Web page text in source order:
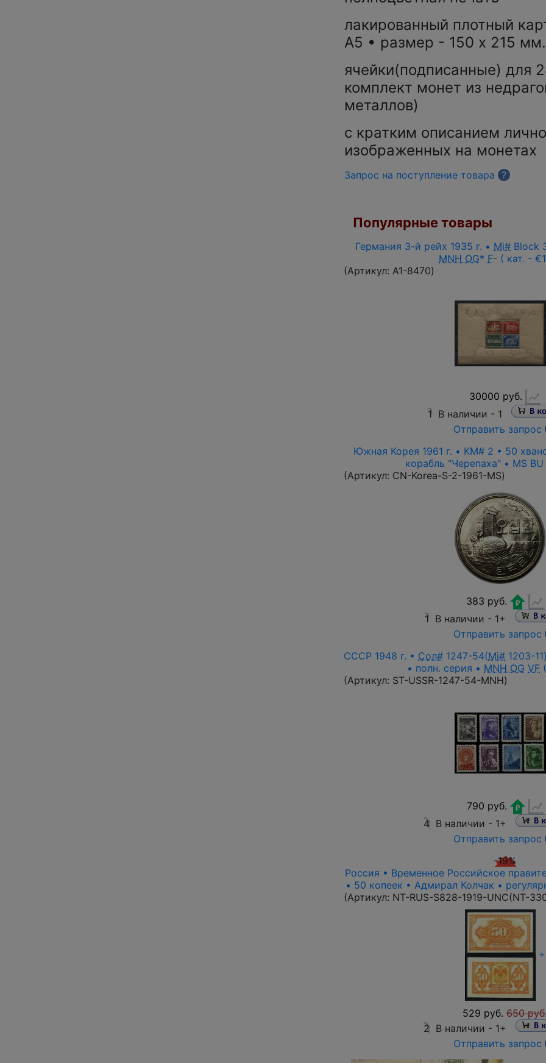
лакированный плотный
А5 • размер - 150 х 215 мм.
ячейки(подписанные) для
комплект монет из
металлов)
с кратким описанием
изображенных на монетах
Запрос на поступление товара ?
Популярные товары
Германия 3-й рейх 1935 г. • Mi# Block
MNH OG* F- ( кат. -
(Артикул: A1-8470)
30000 руб.
1 В наличии - 1
Отправить запрос
Южная Корея 1961 г. • KM# 2 • 50
корабль "Черепаха" • MS
(Артикул: CN-Korea-S-2-1961-MS)
383 руб.
1 В наличии - 1+
Отправить запрос
СССР 1948 г. • Сол# 1247-54(Mi# 1203-
• полн. серия • MNH OG VF
(Артикул: ST-USSR-1247-54-MNH)
790 руб.
4 В наличии - 1+
Отправить запрос
-19%
Россия • Временное Российское
• 50 копеек • Адмирал Колчак •
(Артикул: NT-RUS-S828-1919-UNC(NT-
+
529 руб. 650
2 В наличии - 1+
Отправить запрос